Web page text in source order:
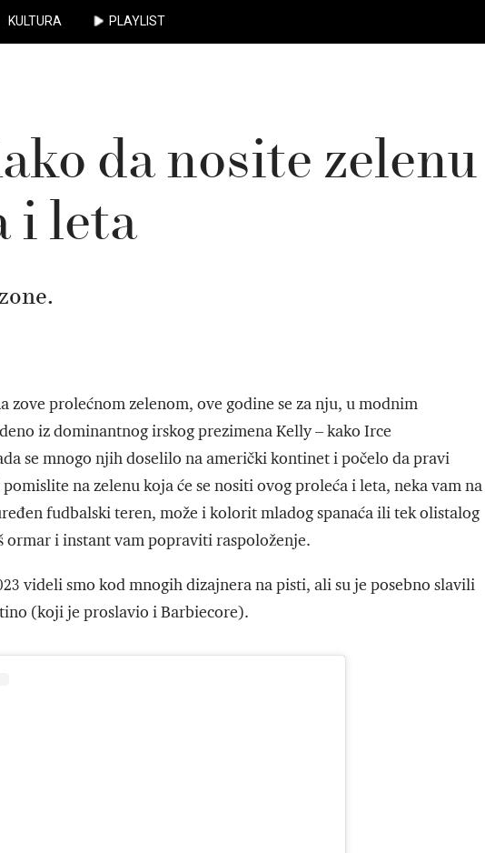
KULTURA PLAYLIST
da nosite zelenu
i leta
zove prolećnom zelenom, ove godine se za nju, u modnim
iz dominantnog irskog prezimena Kelly – kako Irce
se mnogo njih doselilo na američki kontinet i počelo da pravi
na zelenu koja će se nositi ovog proleća i leta, neka vam na
fudbalski teren, može i kolorit mladog spanaća ili tek olistalog
i instant vam popraviti raspoloženje.
videli smo kod mnogih dizajnera na pisti, ali su je posebno slavili
(koji je proslavio i Barbiecore).